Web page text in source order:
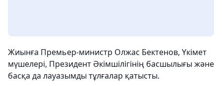
Жиынға Премьер-министр Олжас Бектенов, Үкімет
мүшелері, Президент Әкімшілігінің басшылығы және
басқа да лауазымды тұлғалар қатысты.